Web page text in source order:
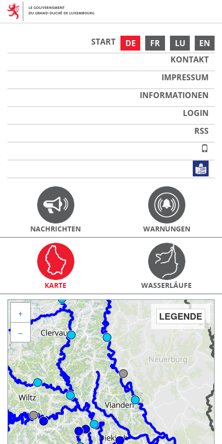
DE FR LU EN
START
KONTAKT
IMPRESSUM
INFORMATIONEN
LOGIN
RSS
NACHRICHTEN WARNUNGEN
KARTE WASSERLÄUFE
LEGENDE
+
−